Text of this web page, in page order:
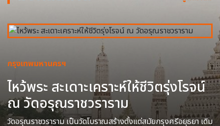
กรุงเทพมหานครฯ
ไหว้พระ สะเดาะเคราะห์ให้ชีวิตรุ่งโรจน์
ณ วัดอรุณราชวราราม
วัดอรุณราชวราราม เป็นวัดโบราณสร้างตั้งแต่สมัยกรุงศรีอยุธยา เดิม